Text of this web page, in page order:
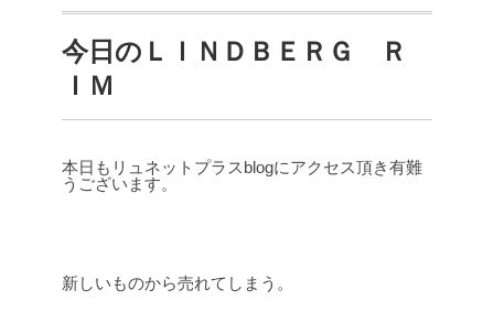
今日のＬＩＮＤＢＥＲＧ Ｒ
ＩＭ
本日もリュネットプラスblogにアクセス頂き有難
うございます。
新しいものから売れてしまう。